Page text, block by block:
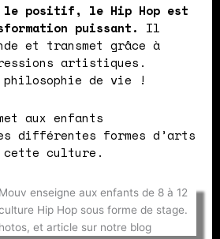
le positif, le Hip Hop est
puissant. Il
et transmet grâce à
artistiques.
philosophie de vie !
aux enfants
différentes formes d’arts
cette culture.